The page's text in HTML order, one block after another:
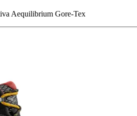
Aequilibrium Gore-Tex